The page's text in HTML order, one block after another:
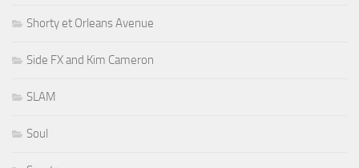
Shorty et Orleans Avenue
Side FX and Kim Cameron
SLAM
Soul